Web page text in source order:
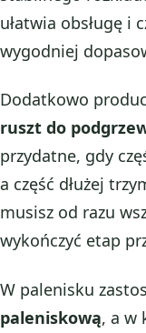
ułatwia obsługę i
wygodniej
Dodatkowo
ruszt do
przydatne, gdy
a część dłużej
musisz od razu
wykończyć etap
W palenisku
paleniskową, a w